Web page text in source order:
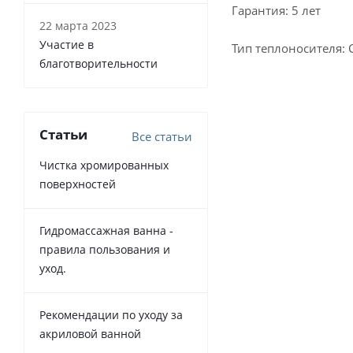
Гарантия: 5 лет
Тип теплоносителя:
22 марта 2023
Участие в
благотворительности
Статьи Все статьи
Чистка хромированных
поверхностей
Гидромассажная ванна -
правила пользования и
уход.
Рекомендации по уходу за
акриловой ванной